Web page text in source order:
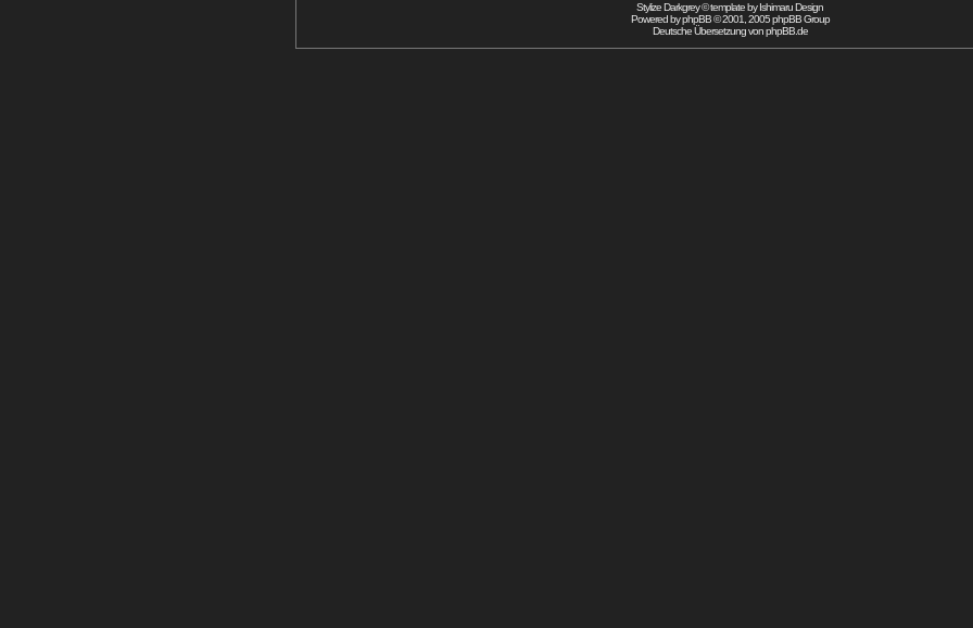
Stylize Darkgrey © template byIshimaru Design
Powered byphpBB© 2001, 2005 phpBB Group
Deutsche Übersetzung vonphpBB.de